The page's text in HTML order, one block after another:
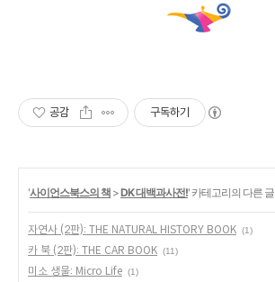
공감 구독하기
'사이언스북스의 책 >DK 대백과사전!' 카테고리의 다른 글
자연사 (2판): THE NATURAL HISTORY BOOK (1)
카 북 (2판): THE CAR BOOK (11)
미소 생물: Micro Life (1)